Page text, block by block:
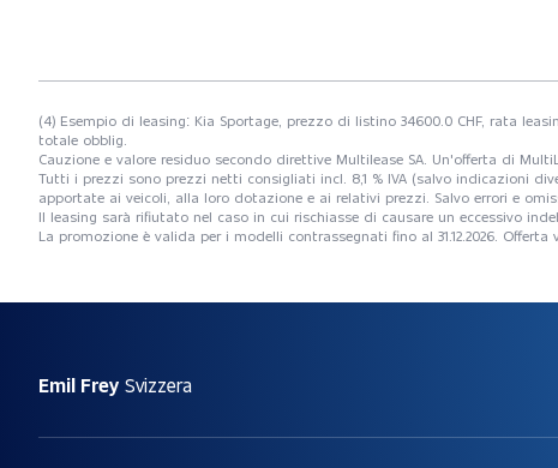
(4) Esempio di leasing: Kia Sportage, prezzo di listino 34600.0 CHF, rata
totale obblig.
Cauzione e valore residuo secondo direttive Multilease SA. Un'offerta di
Tutti i prezzi sono prezzi netti consigliati incl. 8,1 % IVA (salvo indicazioni
apportate ai veicoli, alla loro dotazione e ai relativi prezzi. Salvo errori e
Il leasing sarà rifiutato nel caso in cui rischiasse di causare un eccessivo
La promozione è valida per i modelli contrassegnati fino al 31.12.2026.
Emil Frey Svizzera